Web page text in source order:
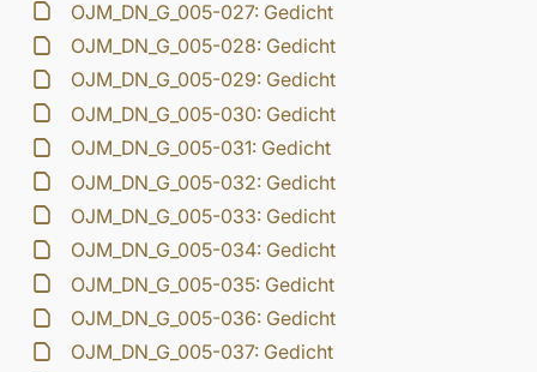
OJM_DN_G_005-027: Gedicht
OJM_DN_G_005-028: Gedicht
OJM_DN_G_005-029: Gedicht
OJM_DN_G_005-030: Gedicht
OJM_DN_G_005-031: Gedicht
OJM_DN_G_005-032: Gedicht
OJM_DN_G_005-033: Gedicht
OJM_DN_G_005-034: Gedicht
OJM_DN_G_005-035: Gedicht
OJM_DN_G_005-036: Gedicht
OJM_DN_G_005-037: Gedicht